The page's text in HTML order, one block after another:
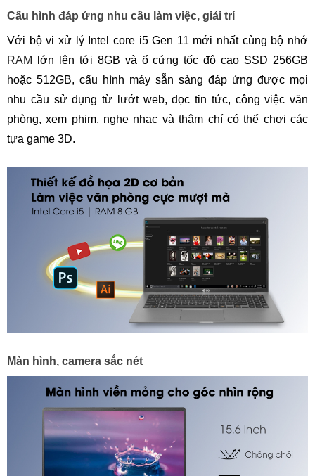
Cấu hình đáp ứng nhu cầu làm việc, giải trí
Với bộ vi xử lý Intel core i5 Gen 11 mới nhất cùng bộ nhớ
RAM
lớn lên tới 8GB và ổ cứng tốc độ cao SSD 256GB
hoặc 512GB, cấu hình máy sẵn sàng đáp ứng được mọi
nhu cầu sử dụng từ lướt web, đọc tin tức, công việc văn
phòng, xem phim, nghe nhạc và thậm chí có thể chơi các
tựa game 3D.
Màn hình, camera sắc nét